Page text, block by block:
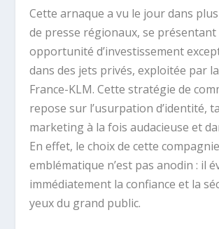
Cette arnaque a vu le jour dans
de presse régionaux, se présentant
opportunité d’investissement
dans des jets privés, exploitée par
France-KLM. Cette stratégie de
repose sur l’usurpation d’identité,
marketing à la fois audacieuse et
En effet, le choix de cette
emblématique n’est pas anodin : il
immédiatement la confiance et la
yeux du grand public.